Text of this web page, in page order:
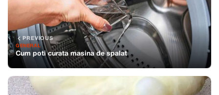
PREVIOUS
GENERAL
Cum poti curata masina de spalat